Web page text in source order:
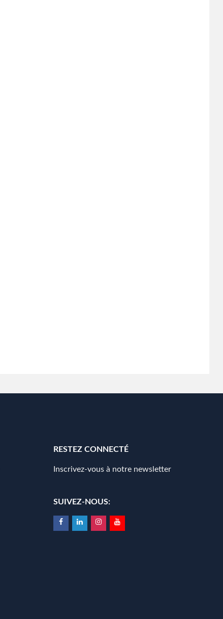
RESTEZ CONNECTÉ
Inscrivez-vous à notre newsletter
SUIVEZ-NOUS: